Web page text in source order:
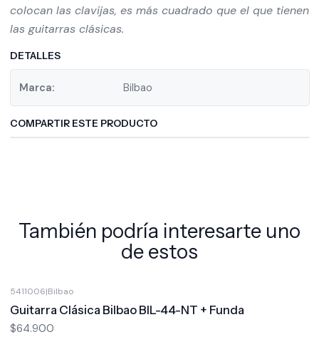
colocan las clavijas, es más cuadrado que el que tienen
las guitarras clásicas.
DETALLES
Marca: Bilbao
COMPARTIR ESTE PRODUCTO
También podría interesarte uno
de estos
5411006|Bilbao
Guitarra Clásica Bilbao BIL-44-NT + Funda
$64.900